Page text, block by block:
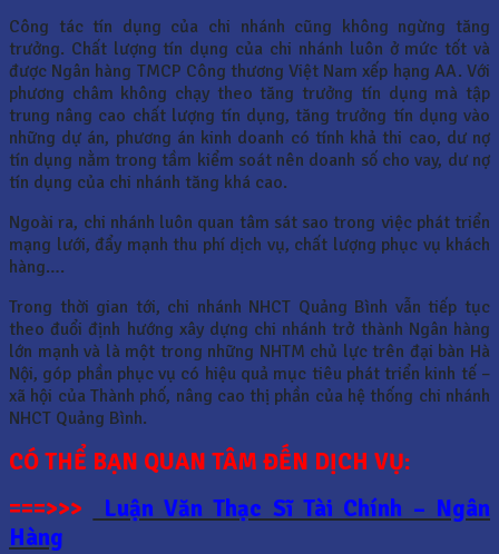
Công tác tín dụng của chi nhánh cũng không ngừng tăng
trưởng. Chất lượng tín dụng của chi nhánh luôn ở mức tốt và
được Ngân hàng TMCP Công thương Việt Nam xếp hạng AA. Với
phương châm không chạy theo tăng trưởng tín dụng mà tập
trung nâng cao chất lượng tín dụng, tăng trưởng tín dụng vào
những dự án, phương án kinh doanh có tính khả thi cao, dư nợ
tín dụng nằm trong tầm kiểm soát nên doanh số cho vay, dư nợ
tín dụng của chi nhánh tăng khá cao.
Ngoài ra, chi nhánh luôn quan tâm sát sao trong việc phát triển
mạng lưới, đẩy mạnh thu phí dịch vụ, chất lượng phục vụ khách
hàng….
Trong thời gian tới, chi nhánh NHCT Quảng Bình vẫn tiếp tục
theo đuổi định hướng xây dựng chi nhánh trở thành Ngân hàng
lớn mạnh và là một trong những NHTM chủ lực trên đại bàn Hà
Nội, góp phần phục vụ có hiệu quả mục tiêu phát triển kinh tế –
xã hội của Thành phố, nâng cao thị phần của hệ thống chi nhánh
NHCT Quảng Bình.
CÓ THỂ BẠN QUAN TÂM ĐẾN DỊCH VỤ:
===>>>
Luận Văn Thạc Sĩ Tài Chính – Ngân
Hàng